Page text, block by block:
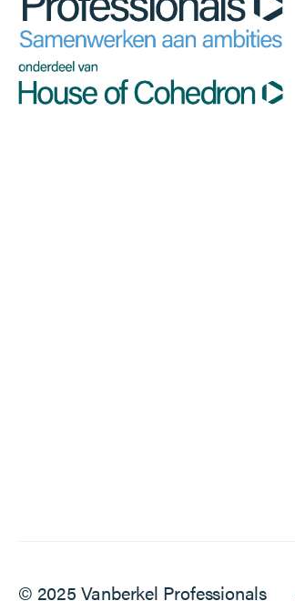
© 2025 Vanberkel Professionals